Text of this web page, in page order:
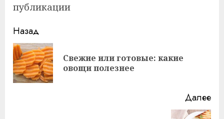
публикации
Продолжить
чтение
Назад
Свежие или готовые: какие
овощи полезнее
Далее